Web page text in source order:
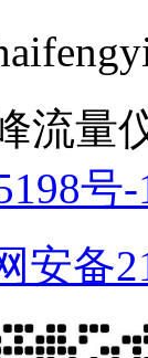
流量
号-
安备